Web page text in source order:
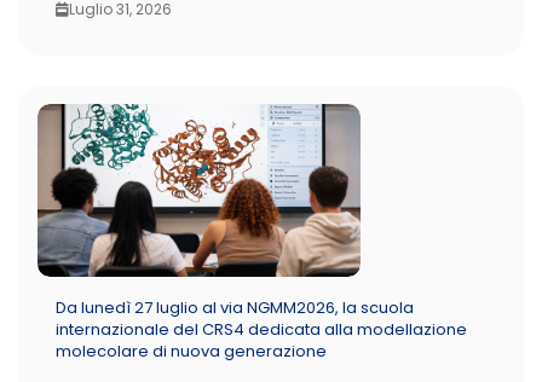
Luglio 31, 2026
Da lunedì 27 luglio al via NGMM2026, la scuola
internazionale del CRS4 dedicata alla modellazione
molecolare di nuova generazione